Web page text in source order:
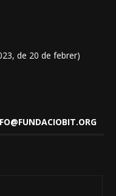
de 20 de febrer)